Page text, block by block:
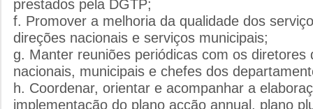
prestados pela DGTP;
f. Promover a melhoria da qualidade dos
direções nacionais e serviços municipais;
g. Manter reuniões periódicas com os diretores
nacionais, municipais e chefes dos
h. Coordenar, orientar e acompanhar a
implementação do plano acção annual, plano